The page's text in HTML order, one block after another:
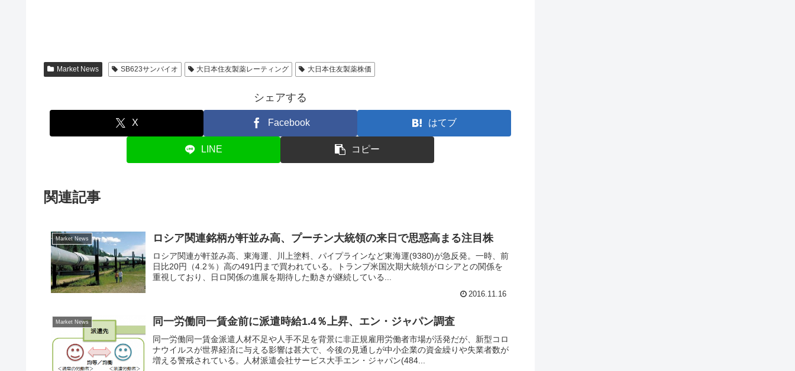
Market News SB623サンバイオ 大日本住友製薬レーティング 大日本住友製薬株価
シェアする
X Facebook はてブ
LINE コピー
関連記事
Market News ロシア関連銘柄が軒並み高、プーチン大統領の来日で思惑高まる注目株
ロシア関連が軒並み高、東海運、川上塗料、パイプラインなど東海運(9380)が急反発。一時、前
日比20円（4.2％）高の491円まで買われている。トランプ米国次期大統領がロシアとの関係を
重視しており、日ロ関係の進展を期待した動きが継続している...
2016.11.16
Market News 同一労働同一賃金前に派遣時給1.4％上昇、エン・ジャパン調査
同一労働同一賃金派遣人材不足や人手不足を背景に非正規雇用労働者市場が活発だが、新型コロ
ナウイルスが世界経済に与える影響は甚大で、今後の見通しが中小企業の資金繰りや失業者数が
増える警戒されている。人材派遣会社サービス大手エン・ジャパン(484...